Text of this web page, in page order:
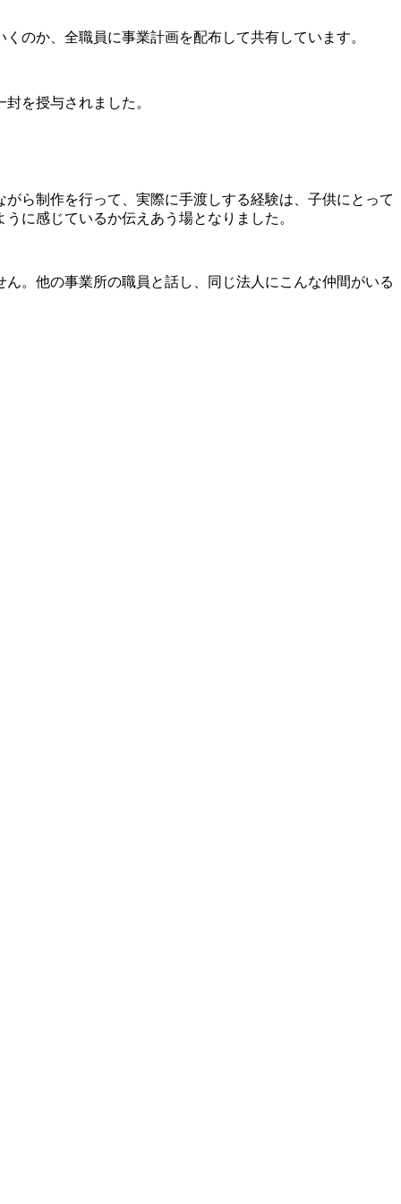
のか、全職員に事業計画を配布して共有しています。
を授与されました。
ら制作を行って、実際に手渡しする経験は、子供にとって
に感じているか伝えあう場となりました。
。他の事業所の職員と話し、同じ法人にこんな仲間がいる